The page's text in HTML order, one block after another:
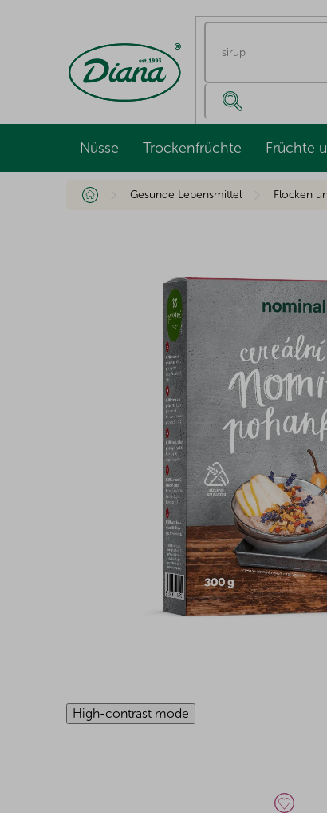
Nüsse Trockenfrüchte Früchte
StartseiteGesunde Lebensmittel Flocken
High-contrast mode